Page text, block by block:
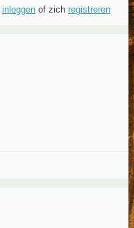
inloggen of zich registreren